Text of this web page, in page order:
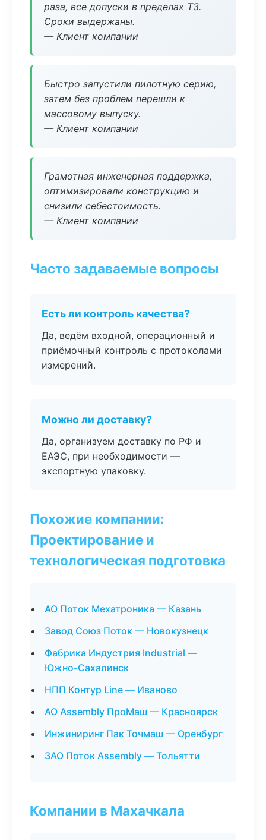
раза, все допуски в пределах ТЗ.
Сроки выдержаны.
— Клиент компании
Быстро запустили пилотную серию,
затем без проблем перешли к
массовому выпуску.
— Клиент компании
Грамотная инженерная поддержка,
оптимизировали конструкцию и
снизили себестоимость.
— Клиент компании
Часто задаваемые вопросы
Есть ли контроль качества?
Да, ведём входной, операционный и
приёмочный контроль с протоколами
измерений.
Можно ли доставку?
Да, организуем доставку по РФ и
ЕАЭС, при необходимости —
экспортную упаковку.
Похожие компании:
Проектирование и
технологическая подготовка
АО Поток Мехатроника — Казань
Завод Союз Поток — Новокузнецк
Фабрика Индустрия Industrial —
Южно-Сахалинск
НПП Контур Line — Иваново
АО Assembly ПроМаш — Красноярск
Инжиниринг Пак Точмаш — Оренбург
ЗАО Поток Assembly — Тольятти
Компании в Махачкала